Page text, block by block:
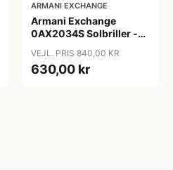
ARMANI EXCHANGE
Armani Exchange
0AX2034S Solbriller -
VEJL. PRIS 840,00 KR
630,00 kr